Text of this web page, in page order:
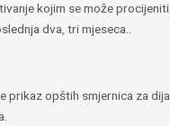
kojim se može
dva, tri mjeseca..
prikaz opštih smjernica za